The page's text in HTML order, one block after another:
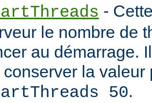
-
le nombre de
au démarrage.
conserver la valeur
50.